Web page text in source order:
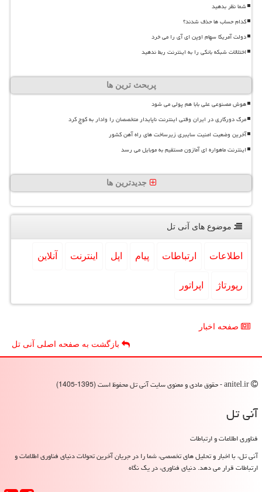
شما نظر بدهید
کدام حساب ها حذف شدند؟
دولت آمریکا سهام اوپن ای آی را می خرد
اختلالات شبکه بانکی را به اینترنت ربط ندهید
پربحث ترین ها
هوش مصنوعی علی بابا هم پولی می شود
مرگ دورکاری در ایران وقتی اینترنت ناپایدار متخصصان را وادار به کوچ کرد
آخرین وضعیت امنیت سایبری زیرساخت های راه آهن کشور
اینترنت ماهواره ای آمازون مستقیم به موبایل می رسد
جدیدترین ها
موضوع های آنی تل
اطلاعات ارتباطات پیام اپل اینترنت آنلاین
رپورتاژ اپراتور
صفحه اخبار
بازگشت به صفحه اصلی آنی تل
آنی تل
فناوری اطلاعات و ارتباطات
آنی تل، با اخبار و تحلیل های تخصصی، شما را در جریان آخرین تحولات دنیای فناوری اطلاعات و
ارتباطات قرار می دهد. دنیای فناوری، در یک نگاه